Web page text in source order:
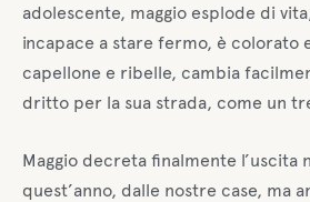
adolescente, maggio esplode di
incapace a stare fermo, è colorato
capellone e ribelle, cambia
dritto per la sua strada, come un
Maggio decreta finalmente l’uscita
quest’anno, dalle nostre case, ma